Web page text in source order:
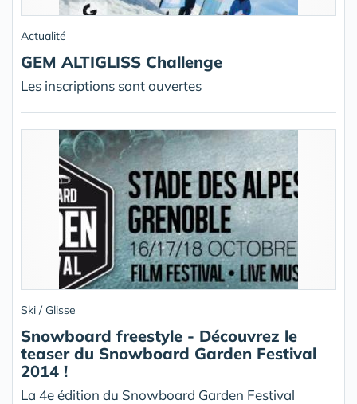
Actualité
GEM ALTIGLISS Challenge
Les inscriptions sont ouvertes
Ski / Glisse
Snowboard freestyle - Découvrez le
teaser du Snowboard Garden Festival
2014 !
La 4e édition du Snowboard Garden Festival